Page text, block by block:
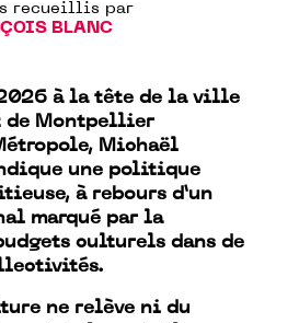
recueillis par
BLANC
2026 à la tête de la ville
de Montpellier
Michaël
une politique
à rebours d’un
marqué par la
culturels dans de
ne relève ni du